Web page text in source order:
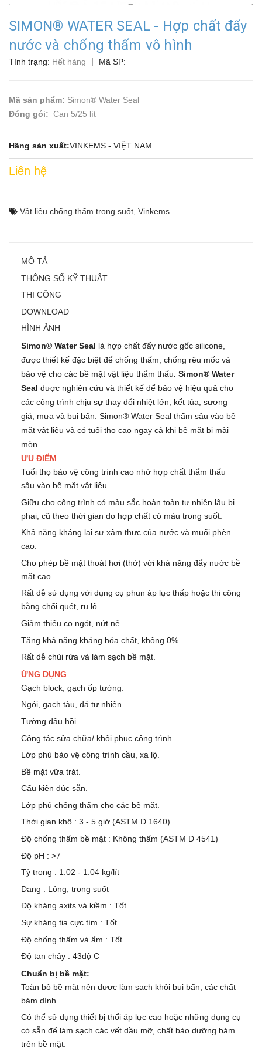
SIMON® WATER SEAL - Hợp chất đẩy
nước và chống thấm vô hình
Tình trạng: Hết hàng | Mã SP:
Mã sản phẩm: Simon® Water Seal
Đóng gói: Can 5/25 lít
Hãng sản xuất:VINKEMS - VIỆT NAM
Liên hệ
Vật liệu chống thấm trong suốt Vinkems
MÔ TẢ
THÔNG SỐ KỸ THUẬT
THI CÔNG
DOWNLOAD
HÌNH ẢNH
Simon® Water Seal là hợp chất đẩy nước gốc silicone,
được thiết kế đặc biệt để chống thấm, chống rêu mốc và
bảo vệ cho các bề mặt vật liệu thẩm thấu. Simon® Water
Seal được nghiên cứu và thiết kế để bảo vệ hiệu quả cho
các công trình chịu sự thay đổi nhiệt lớn, kết tủa, sương
giá, mưa và bụi bẩn. Simon® Water Seal thấm sâu vào bề
mặt vật liệu và có tuổi thọ cao ngay cả khi bề mặt bị mài
mòn.
ƯU ĐIỂM
Tuổi thọ bảo vệ công trình cao nhờ hợp chất thẩm thấu
sâu vào bề mặt vật liệu.
Giữu cho công trình có màu sắc hoàn toàn tự nhiên lâu bị
phai, cũ theo thời gian do hợp chất có màu trong suốt.
Khả năng kháng lại sự xâm thực của nước và muối phèn
cao.
Cho phép bề mặt thoát hơi (thở) với khả năng đẩy nước bề
mặt cao.
Rất dễ sử dụng với dụng cụ phun áp lực thấp hoặc thi công
bằng chổi quét, ru lô.
Giảm thiểu co ngót, nứt nẻ.
Tăng khả năng kháng hóa chất, không 0%.
Rất dễ chùi rửa và làm sạch bề mặt.
ỨNG DỤNG
Gạch block, gạch ốp tường.
Ngói, gạch tàu, đá tự nhiên.
Tường đầu hồi.
Công tác sửa chữa/ khôi phục công trình.
Lớp phủ bảo vệ công trình cầu, xa lộ.
Bề mặt vữa trát.
Cấu kiện đúc sẵn.
Lớp phủ chống thấm cho các bề mặt.
Thời gian khô : 3 - 5 giờ (ASTM D 1640)
Độ chống thấm bề mặt : Không thấm (ASTM D 4541)
Độ pH : >7
Tỷ trọng : 1.02 - 1.04 kg/lít
Dạng : Lỏng, trong suốt
Độ kháng axits và kiềm : Tốt
Sự kháng tia cực tím : Tốt
Độ chống thấm và ẩm : Tốt
Độ tan chảy : 43độ C
Chuẩn bị bề mặt:
Toàn bộ bề mặt nên được làm sạch khỏi bụi bẩn, các chất
bám dính.
Có thể sử dụng thiết bị thổi áp lực cao hoặc những dụng cụ
có sẵn để làm sạch các vết dầu mỡ, chất bảo dưỡng bám
trên bề mặt.